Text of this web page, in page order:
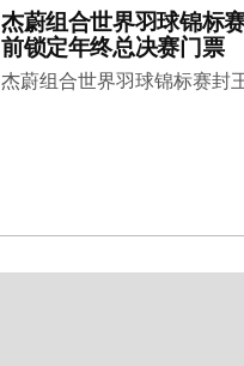
杰蔚组合世界羽球锦标
前锁定年终总决赛门票
杰蔚组合世界羽球锦标赛封